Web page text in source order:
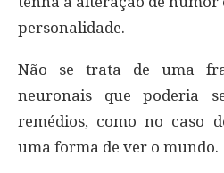
personalidade.
Não se trata de uma
neuronais que poderia
remédios, como no caso
uma forma de ver o mundo.